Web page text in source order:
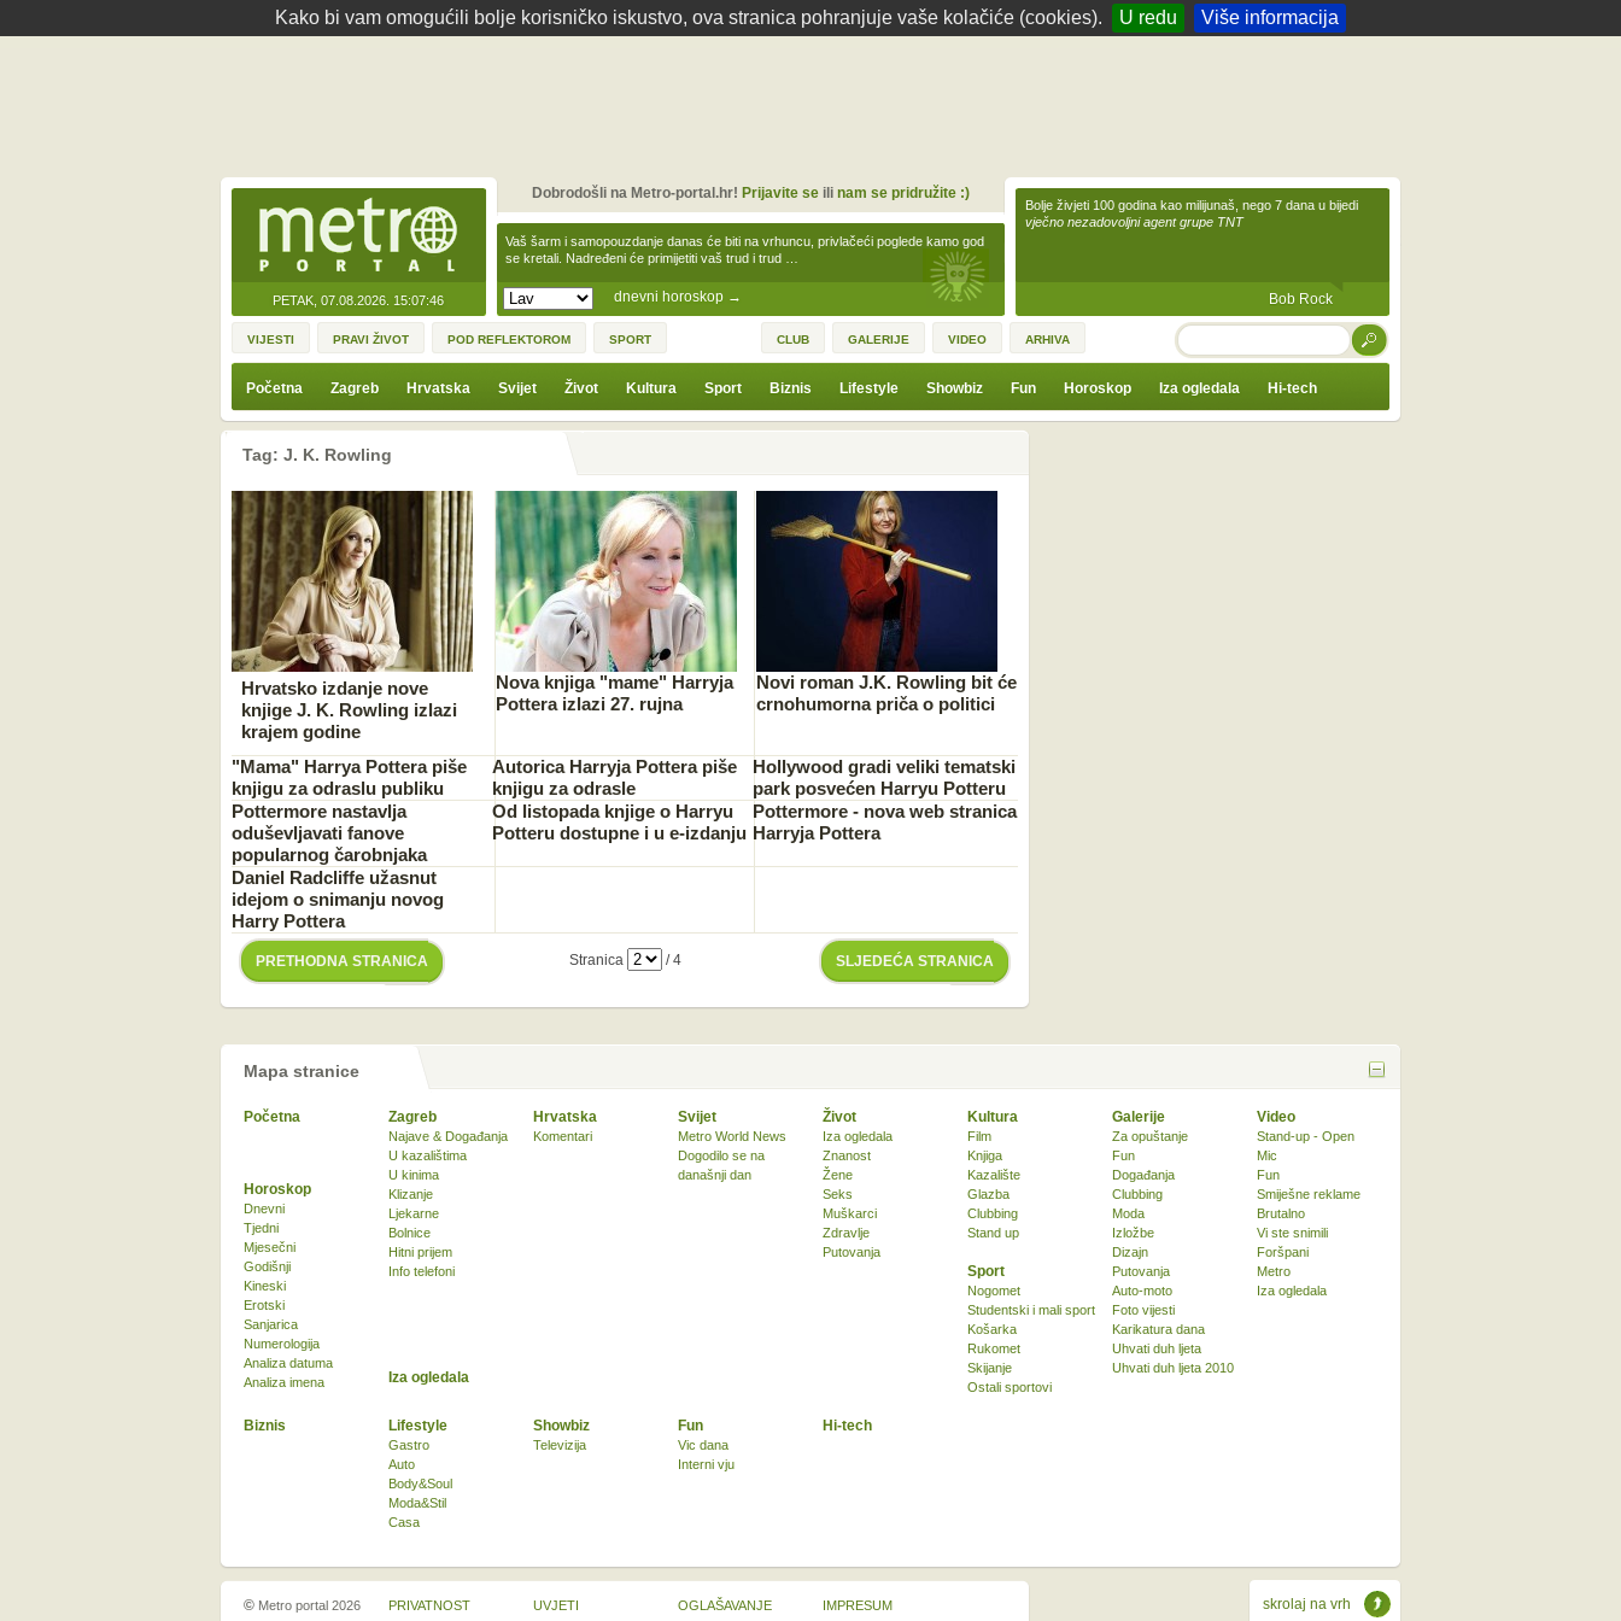
Kako bi vam omogućili bolje korisničko iskustvo, ova stranica pohranjuje vaše kolačiće (cookies). U redu Više informacija
PETAK, 07.08.2026. 15:07:46 dnevni horoskop →
Vaš šarm i samopouzdanje danas će biti na vrhuncu, privlačeći poglede kamo god
se kretali. Nadređeni će primijetiti vaš trud i trud …
Dobrodošli na Metro-portal.hr! Prijavite seili nam se pridružite :)
Bolje živjeti 100 godina kao milijunaš, nego 7 dana u bijedi
vječno nezadovoljni agent grupe TNT
Bob Rock
VIJESTI PRAVI ŽIVOT POD REFLEKTOROM SPORT CLUB GALERIJE VIDEO ARHIVA TRAŽI
Početna Zagreb Hrvatska Svijet Život Kultura Sport Biznis Lifestyle Showbiz Fun Horoskop Iza ogledala Hi-tech
Tag: J. K. Rowling
Hrvatsko izdanje nove
knjige J. K. Rowling izlazi
krajem godine
Nova knjiga "mame" Harryja
Pottera izlazi 27. rujna
Novi roman J.K. Rowling bit će
crnohumorna priča o politici
"Mama" Harrya Pottera piše
knjigu za odraslu publiku
Autorica Harryja Pottera piše
knjigu za odrasle
Hollywood gradi veliki tematski
park posvećen Harryu Potteru
Pottermore nastavlja
oduševljavati fanove
popularnog čarobnjaka
Od listopada knjige o Harryu
Potteru dostupne i u e-izdanju
Pottermore - nova web stranica
Harryja Pottera
Daniel Radcliffe užasnut
idejom o snimanju novog
Harry Pottera
PRETHODNA STRANICA SLJEDEĆA STRANICA
Stranica / 4
Mapa stranice
Početna Zagreb
Najave & Događanja
U kazalištima
U kinima
Klizanje
Ljekarne
Bolnice
Hitni prijem
Info telefoni
Hrvatska
Komentari
Svijet
Metro World News
Dogodilo se na
današnji dan
Život
Iza ogledala
Znanost
Žene
Seks
Muškarci
Zdravlje
Putovanja
Kultura
Film
Knjiga
Kazalište
Glazba
Clubbing
Stand up
Sport
Nogomet
Studentski i mali sport
Košarka
Rukomet
Skijanje
Ostali sportovi
Biznis Lifestyle
Gastro
Auto
Body&Soul
Moda&Stil
Casa
Showbiz
Televizija
Fun
Vic dana
Interni vju
Horoskop
Dnevni
Tjedni
Mjesečni
Godišnji
Kineski
Erotski
Sanjarica
Numerologija
Analiza datuma
Analiza imena
Iza ogledala
Hi-tech
Galerije
Za opuštanje
Fun
Događanja
Clubbing
Moda
Izložbe
Dizajn
Putovanja
Auto-moto
Foto vijesti
Karikatura dana
Uhvati duh ljeta
Uhvati duh ljeta 2010
Video
Stand-up - Open
Mic
Fun
Smiješne reklame
Brutalno
Vi ste snimili
Foršpani
Metro
Iza ogledala
skrolaj na vrh
© Metro portal 2026 PRIVATNOST UVJETI OGLAŠAVANJE IMPRESUM